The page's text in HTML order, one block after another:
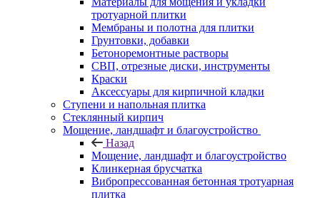
тротуарной плитки
Мембраны и полотна для плитки
Грунтовки, добавки
Бетоноремонтные растворы
СВП, отрезные диски, инструменты
Краски
Аксессуары для кирпичной кладки
Ступени и напольная плитка
Cтеклянный кирпич
Мощение, ландшафт и благоустройство
Назад
Мощение, ландшафт и благоустройство
Клинкерная брусчатка
Вибропрессованная бетонная тротуарная
плитка